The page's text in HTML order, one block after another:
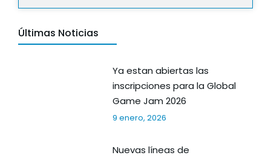
Últimas Noticias
Ya estan abiertas las
inscripciones para la Global
Game Jam 2026
9 enero, 2026
Nuevas líneas de